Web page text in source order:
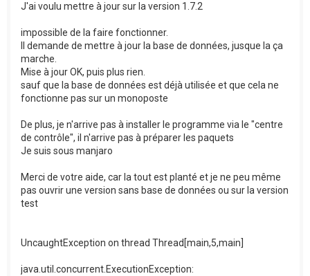
J'ai voulu mettre à jour sur la version 1.7.2
impossible de la faire fonctionner.
Il demande de mettre à jour la base de données, jusque la ça
marche.
Mise à jour OK, puis plus rien.
sauf que la base de données est déjà utilisée et que cela ne
fonctionne pas sur un monoposte
De plus, je n'arrive pas à installer le programme via le "centre
de contrôle", il n'arrive pas à préparer les paquets
Je suis sous manjaro
Merci de votre aide, car la tout est planté et je ne peu même
pas ouvrir une version sans base de données ou sur la version
test
UncaughtException on thread Thread[main,5,main]
java.util.concurrent.ExecutionException: